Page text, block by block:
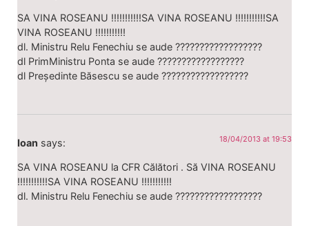
SA VINA ROSEANU !!!!!!!!!!!SA VINA ROSEANU !!!!!!!!!!!SA
VINA ROSEANU !!!!!!!!!!!
dl. Ministru Relu Fenechiu se aude ??????????????????
dl PrimMinistru Ponta se aude ??????????????????
dl Președinte Băsescu se aude ??????????????????
Ioan says: 18/04/2013 at 19:53
SA VINA ROSEANU la CFR Călători . Să VINA ROSEANU
!!!!!!!!!!!SA VINA ROSEANU !!!!!!!!!!!
dl. Ministru Relu Fenechiu se aude ??????????????????